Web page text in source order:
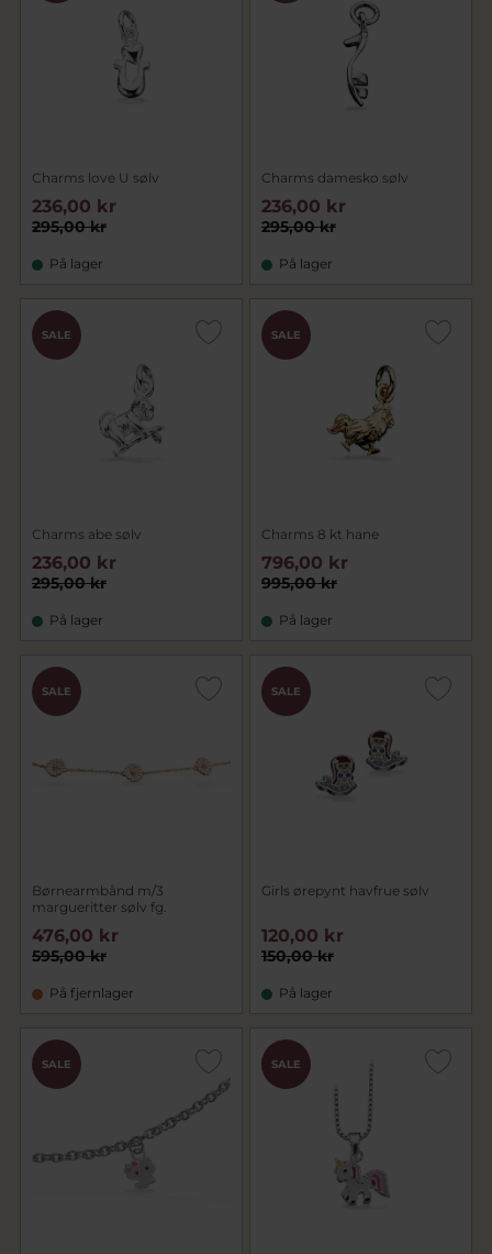
Charms love U sølv
295,00 kr
236,00 kr
På lager
Charms damesko sølv
295,00 kr
236,00 kr
På lager
SALE
Charms abe sølv
295,00 kr
236,00 kr
På lager
SALE
Charms 8 kt hane
995,00 kr
796,00 kr
På lager
SALE
Børnearmbånd m/3
margueritter sølv fg.
595,00 kr
476,00 kr
På fjernlager
SALE
Girls ørepynt havfrue sølv
150,00 kr
120,00 kr
På lager
SALE SALE